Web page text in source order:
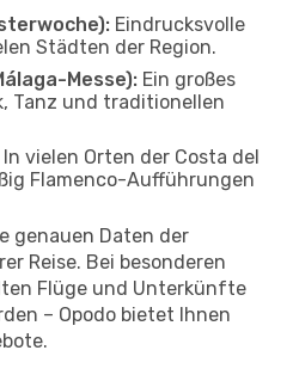
Eindrucksvolle
Städten der Region.
Messe): Ein großes
Tanz und traditionellen
In vielen Orten der Costa del
Flamenco-Aufführungen
genauen Daten der
Reise. Bei besonderen
Flüge und Unterkünfte
– Opodo bietet Ihnen